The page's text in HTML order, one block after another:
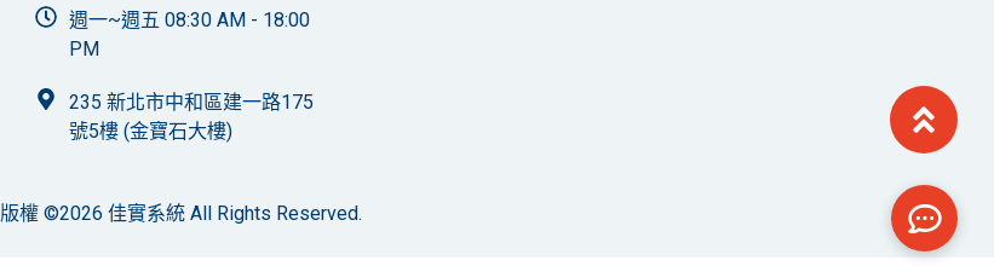
週一~週五 08:30 AM - 18:00
PM
235 新北市中和區建一路175
號5樓 (金寶石大樓)
版權 ©2026 佳實系統 All Rights Reserved.